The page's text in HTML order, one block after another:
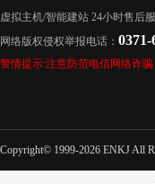
虚拟主机/智能建站 24小时售后
网络版权侵权举报电话： 0371-
警情提示:注意防范电信网络诈骗
Copyright© 1999-2026 ENKJ